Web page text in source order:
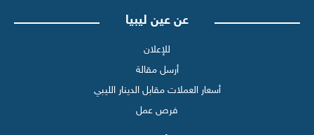
عن عين ليبيا
للإعلان
أرسل مقالة
أسعار العملات مقابل الدينار الليبي
فرص عمل